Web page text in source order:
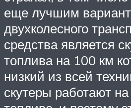
еще лучшим
двухколесного
средства является
топлива на 100 км
низкий из всей
скутеры работают